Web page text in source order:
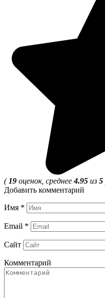
( 19 оценок, среднее4.95 из 5
Добавить комментарий
Имя *
Email *
Сайт
Комментарий